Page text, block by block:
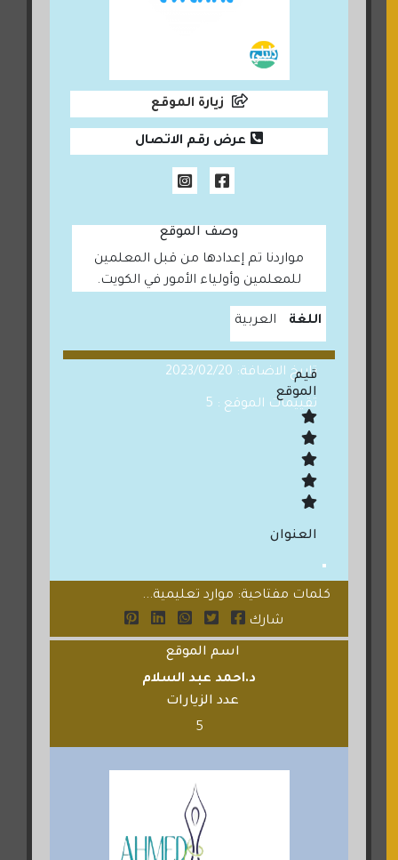
زيارة الموقع
عرض رقم الاتصال
وصف الموقع
مواردنا تم إعدادها من قبل المعلمين
للمعلمين وأولياء الأمور في الكويت.
اللغة العربية
تاريخ الاضافة: 2023/02/20
تقييمات الموقع : 5
قيم
الموقع
العنوان
كلمات مفتاحية: موارد تعليمية...
شارك
اسم الموقع
د.احمد عبد السلام
عدد الزيارات
5